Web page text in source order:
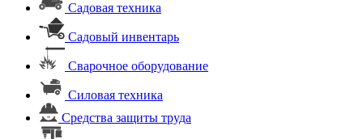
Садовая техника
Садовый инвентарь
Сварочное оборудование
Силовая техника
Средства защиты труда